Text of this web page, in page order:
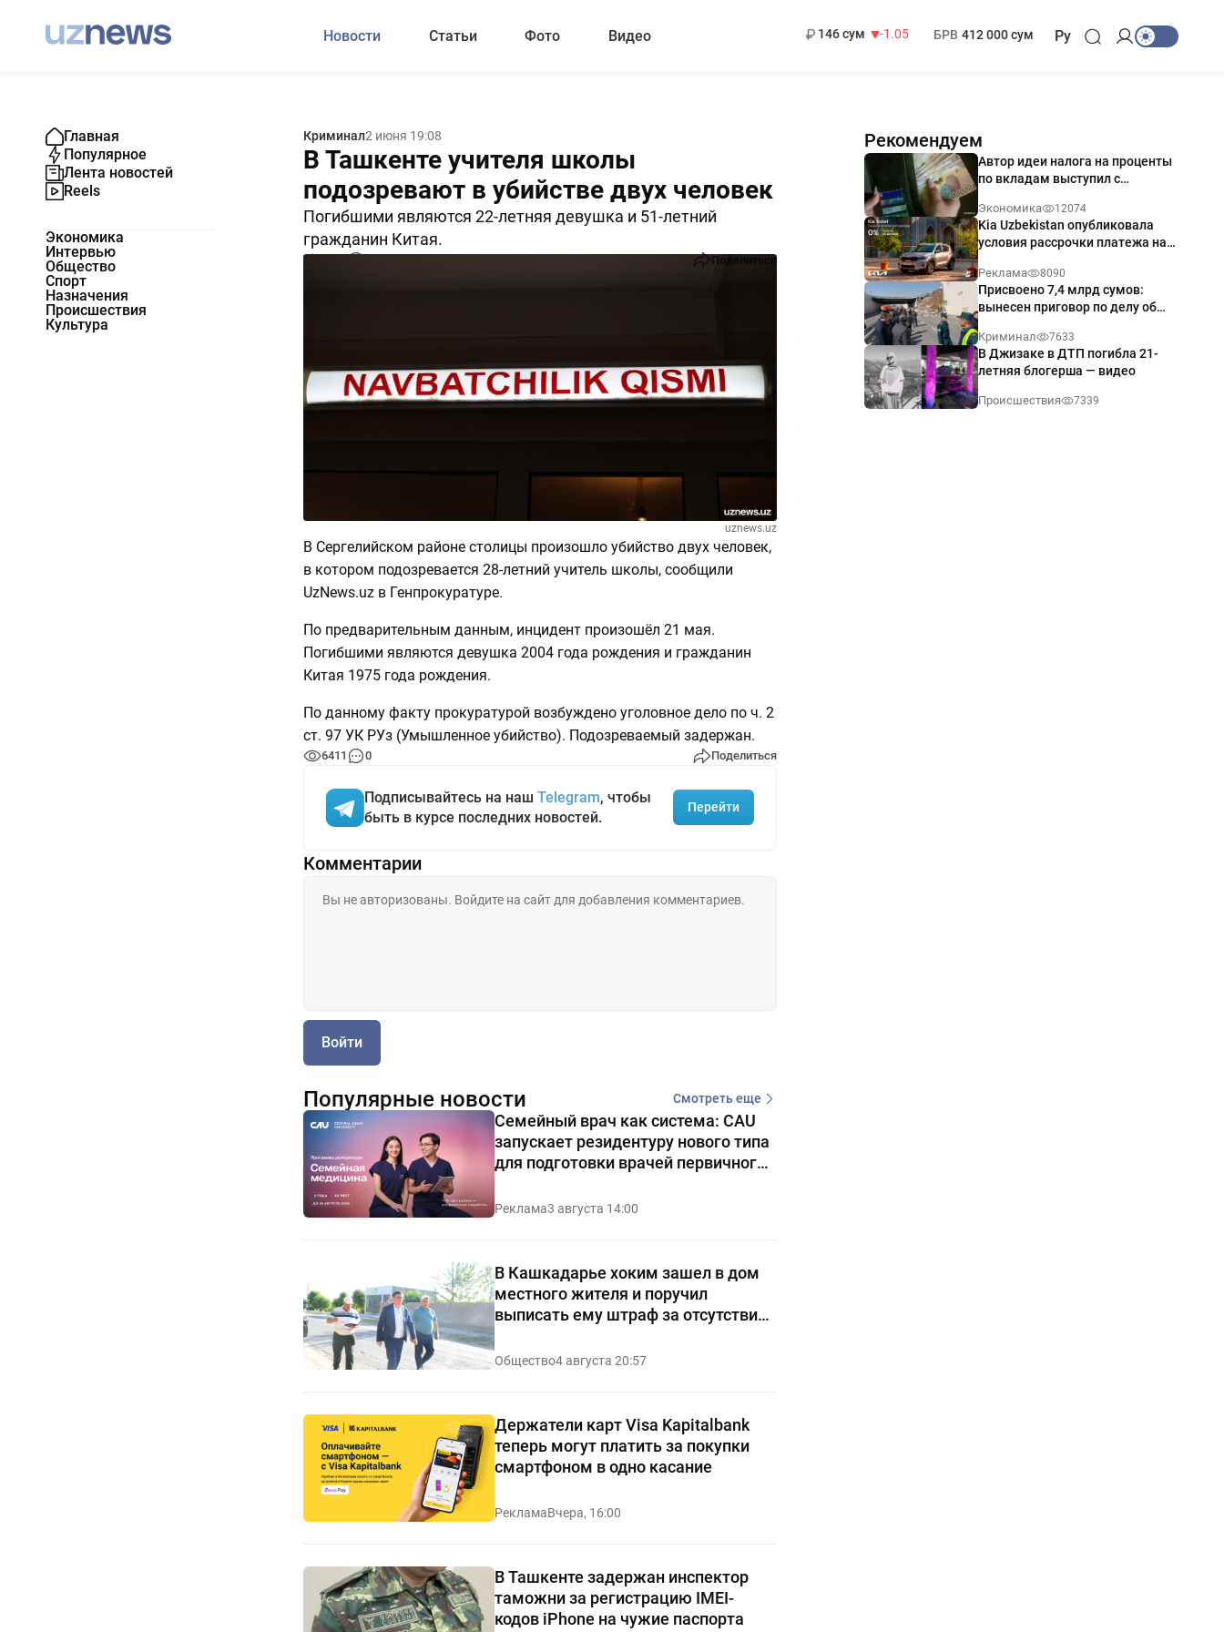
Новости Статьи Фото Видео
146 сум
-1.05
БРВ 412 000 сум Ру
Главная
Популярное
Лента новостей
Reels
Экономика
Интервью
Общество
Спорт
Назначения
Происшествия
Культура
Криминал2 июня 19:08
В Ташкенте учителя школы
подозревают в убийстве двух человек
Погибшими являются 22-летняя девушка и 51-летний
гражданин Китая.
Поделиться
uznews.uz
В Сергелийском районе столицы произошло убийство двух человек,
в котором подозревается 28-летний учитель школы, сообщили
UzNews.uz в Генпрокуратуре.
По предварительным данным, инцидент произошёл 21 мая.
Погибшими являются девушка 2004 года рождения и гражданин
Китая 1975 года рождения.
По данному факту прокуратурой возбуждено уголовное дело по ч. 2
ст. 97 УК РУз (Умышленное убийство). Подозреваемый задержан.
6411 0 Поделиться
Подписывайтесь на наш Telegram, чтобы
быть в курсе последних новостей.
Перейти
Комментарии
Войти
Рекомендуем
Автор идеи налога на проценты
по вкладам выступил с
Экономика 12074
Kia Uzbekistan опубликовала
условия рассрочки платежа на
годовых
Реклама 8090
Присвоено 7,4 млрд сумов:
вынесен приговор по делу об
Ташкенте
Криминал 7633
В Джизаке в ДТП погибла 21-
летняя блогерша — видео
Происшествия 7339
Популярные новости Смотреть еще
Семейный врач как система: CAU
запускает резидентуру нового типа
для подготовки врачей первичного
звена
Реклама3 августа 14:00
В Кашкадарье хоким зашел в дом
местного жителя и поручил
выписать ему штраф за отсутствие
чистоты — видео
Общество4 августа 20:57
Держатели карт Visa Kapitalbank
теперь могут платить за покупки
смартфоном в одно касание
РекламаВчера, 16:00
В Ташкенте задержан инспектор
таможни за регистрацию IMEI-
кодов iPhone на чужие паспорта